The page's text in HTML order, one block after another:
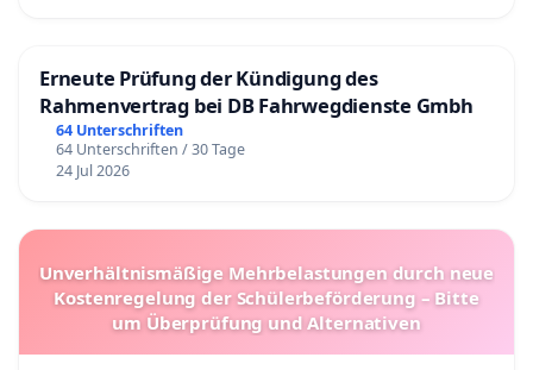
Erneute Prüfung der Kündigung des
Rahmenvertrag bei DB Fahrwegdienste Gmbh
64 Unterschriften
64 Unterschriften / 30 Tage
24 Jul 2026
Unverhältnismäßige Mehrbelastungen durch neue
Kostenregelung der Schülerbeförderung – Bitte
um Überprüfung und Alternativen